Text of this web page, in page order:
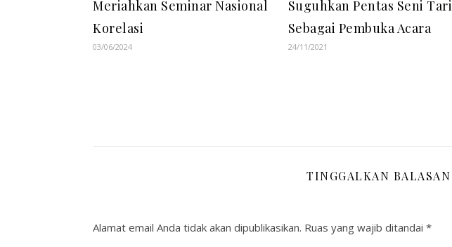
Meriahkan Seminar Nasional
Korelasi
03/06/2024
Suguhkan Pentas Seni Tari
Sebagai Pembuka Acara
24/11/2021
TINGGALKAN BALASAN
Alamat email Anda tidak akan dipublikasikan. Ruas yang wajib ditandai *